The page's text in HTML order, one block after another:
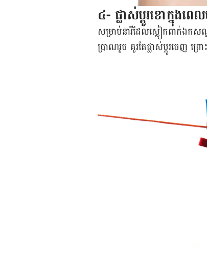
៤- ផ្លាស់ប្ដូរ​ខោ​ក្នុង​
សម្រាប់​នារី​ដែល​ស្លៀកពាក់​ឯកស
ប្រាណ​រួច គួរតែ​ផ្លាស់ប្ដូរ​ចេញ ព្